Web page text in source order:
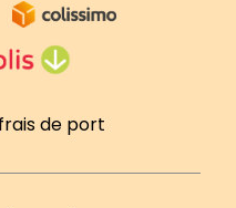
de port